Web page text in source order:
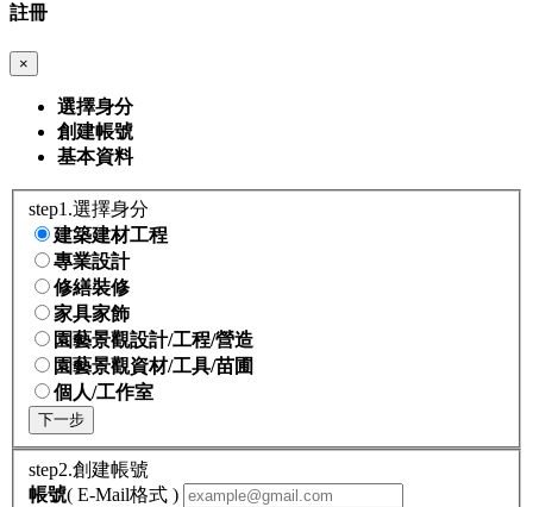
註冊
×
選擇身分
創建帳號
基本資料
step1.選擇身分
建築建材工程
專業設計
修繕裝修
家具家飾
園藝景觀設計/工程/營造
園藝景觀資材/工具/苗圃
個人/工作室
下一步
step2.創建帳號
帳號( E-Mail格式 )